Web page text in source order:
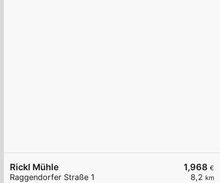
1,968 €
8,2 km
Rickl Mühle
Raggendorfer Straße 1